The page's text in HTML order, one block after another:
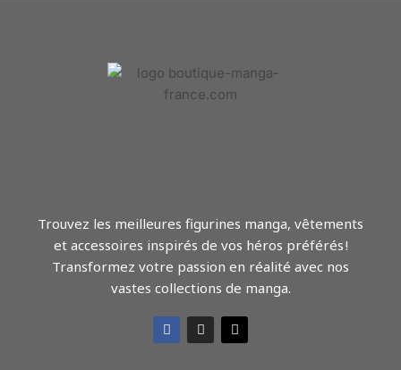
Trouvez les meilleures figurines manga, vêtements
et accessoires inspirés de vos héros préférés !
Transformez votre passion en réalité avec nos
vastes collections de manga.